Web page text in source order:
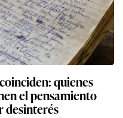
quienes
el pensamiento
desinterés